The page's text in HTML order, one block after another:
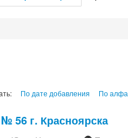
По дате добавления По
56 г. Красноярска